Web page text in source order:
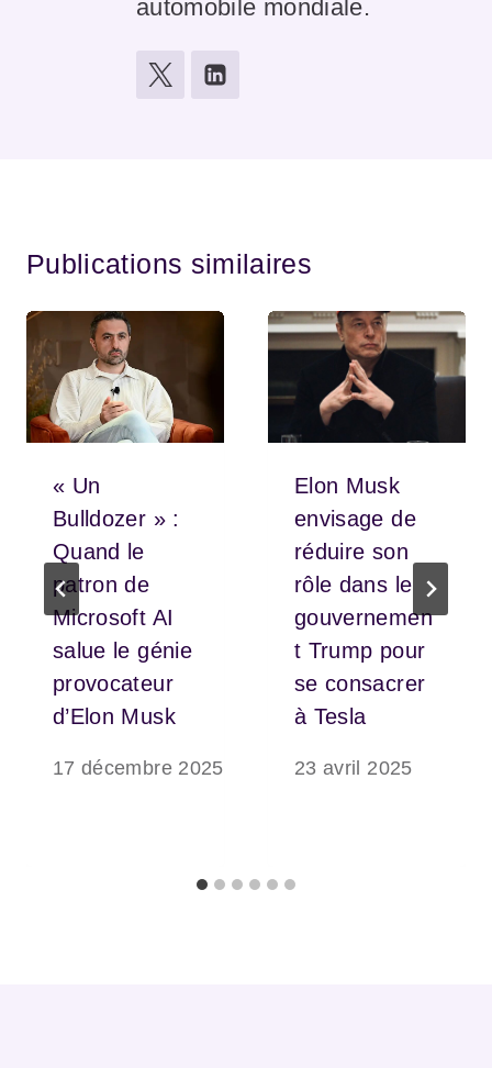
automobile mondiale.
Publications similaires
« Un
Bulldozer » :
Quand le
patron de
Microsoft AI
salue le génie
provocateur
d’Elon Musk
17 décembre 2025
Elon Musk
envisage de
réduire son
rôle dans le
gouvernemen
t Trump pour
se consacrer
à Tesla
23 avril 2025